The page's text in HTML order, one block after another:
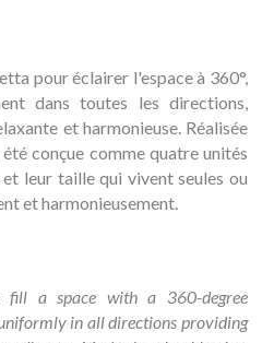
pour éclairer l'espace à 360°,
dans toutes les directions,
et harmonieuse. Réalisée
été conçue comme quatre unités
leur taille qui vivent seules ou
et harmonieusement.
fill a space with a 360-degree
in all directions providing